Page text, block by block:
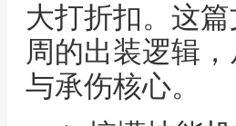
大打折扣。这
周的出装逻辑
与承伤核心。